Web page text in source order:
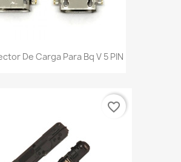
De Carga Para Bq V 5 PIN
favorite_border